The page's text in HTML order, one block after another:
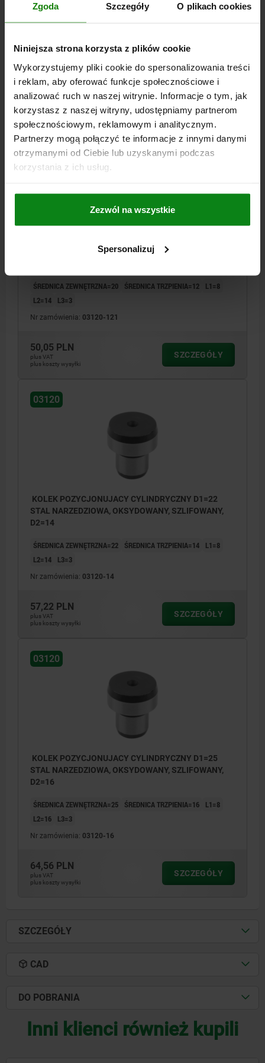
Zgoda Szczegóły O plikach cookies
Niniejsza strona korzysta z plików cookie
Wykorzystujemy pliki cookie do spersonalizowania treści
i reklam, aby oferować funkcje społecznościowe i
analizować ruch w naszej witrynie. Informacje o tym, jak
korzystasz z naszej witryny, udostępniamy partnerom
społecznościowym, reklamowym i analitycznym.
Partnerzy mogą połączyć te informacje z innymi danymi
otrzymanymi od Ciebie lub uzyskanymi podczas
korzystania z ich usług.
Zezwól na wszystkie
Spersonalizuj
D2=12
ŚREDNICA ZEWNĘTRZNA=18
46,30 PLN
plus VAT
SZCZEGÓŁY
03120
STAL NARZEDZIOWA, OKSYDOWANY, SZLIFOWANY,
ŚREDNICA ZEWNĘTRZNA=20 ŚREDNICA TRZPIENIA=12
L1=8
L2=14
L3=3
Nr zamówienia: 03120-121
50,05 PLN
plus VAT
plus koszty wysyłki
SZCZEGÓŁY
03120
KOLEK POZYCJONUJACY CYLINDRYCZNY D1=22
STAL NARZEDZIOWA, OKSYDOWANY, SZLIFOWANY,
D2=14
ŚREDNICA ZEWNĘTRZNA=22 ŚREDNICA TRZPIENIA=14
L1=8
L2=14
L3=3
Nr zamówienia: 03120-14
57,22 PLN
plus VAT
plus koszty wysyłki
SZCZEGÓŁY
03120
KOLEK POZYCJONUJACY CYLINDRYCZNY D1=25
STAL NARZEDZIOWA, OKSYDOWANY, SZLIFOWANY,
D2=16
ŚREDNICA ZEWNĘTRZNA=25 ŚREDNICA TRZPIENIA=16
L1=8
L2=16
L3=3
Nr zamówienia: 03120-16
64,56 PLN
plus VAT
plus koszty wysyłki
SZCZEGÓŁY
SZCZEGÓŁY
CAD
DO POBRANIA
Inni klienci również kupili